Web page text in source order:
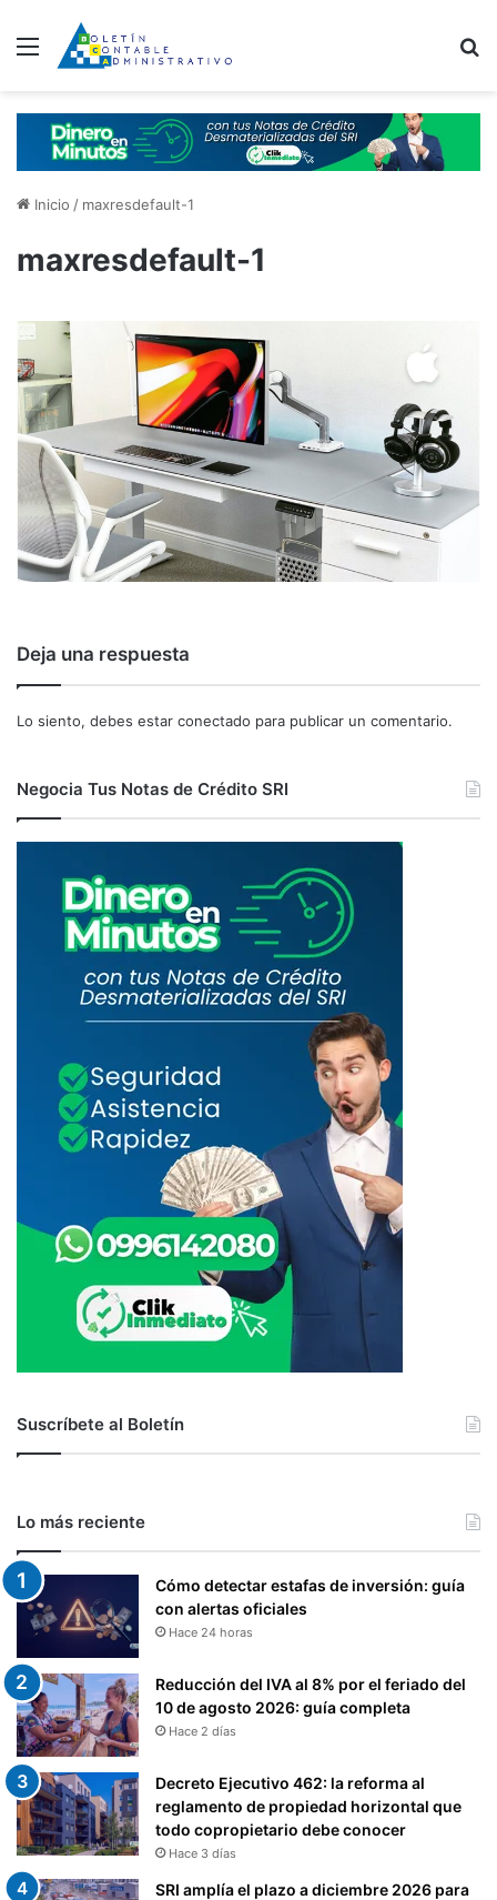
Menú
Inicio / maxresdefault-1
maxresdefault-1
Deja una respuesta
Lo siento, debes estar conectado para publicar un comentario.
Negocia Tus Notas de Crédito SRI
Suscríbete al Boletín
Lo más reciente
Cómo detectar estafas de inversión: guía
con alertas oficiales
Hace 24 horas
Reducción del IVA al 8% por el feriado del
10 de agosto 2026: guía completa
Hace 2 días
Decreto Ejecutivo 462: la reforma al
reglamento de propiedad horizontal que
todo copropietario debe conocer
Hace 3 días
SRI amplía el plazo a diciembre 2026 para